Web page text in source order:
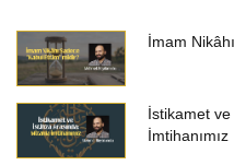
İmam
İstikamet ve
İmtihanımız